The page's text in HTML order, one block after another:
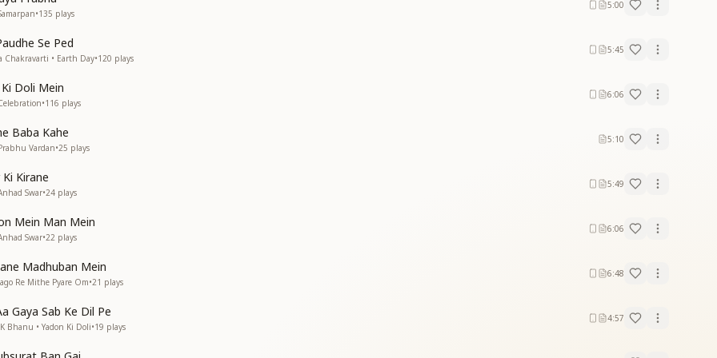
•135 plays
5:00
Se Ped
• Earth Day•120 plays
5:45
Doli Mein
•116 plays
6:06
Baba Kahe
Vardan•25 plays
5:10
Kirane
Swar•24 plays
5:49
Mein Man Mein
Swar•22 plays
6:06
Madhuban Mein
Re Mithe Pyare Om•21 plays
6:48
Gaya Sab Ke Dil Pe
Bhanu • Yadon Ki Doli•19 plays
4:57